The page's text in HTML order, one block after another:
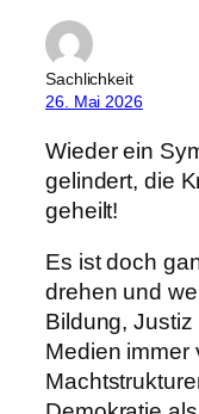
Sachlichkeit
26. Mai 2026
Wieder ein
gelindert, die
geheilt!
Es ist doch
drehen und
Bildung, Justiz
Medien immer